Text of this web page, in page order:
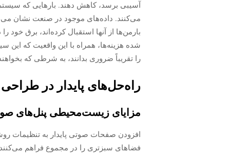
آسیبی برسد، کاهش دهند. بارهایی که
بارمن‌ها از آنها استقبال کرده‌اند، برق
شده هزینه‌ها، همراه با این واقعیت که
را تقریباً ضروری بدانند، به شرطی که
راه‌حل‌های پایدار در
مزایای زیست‌محیطی پنل‌های
افزودن صفحات صوتی پایدار به تنظیمات
فضاهای سبزتری را در مجموع فراهم